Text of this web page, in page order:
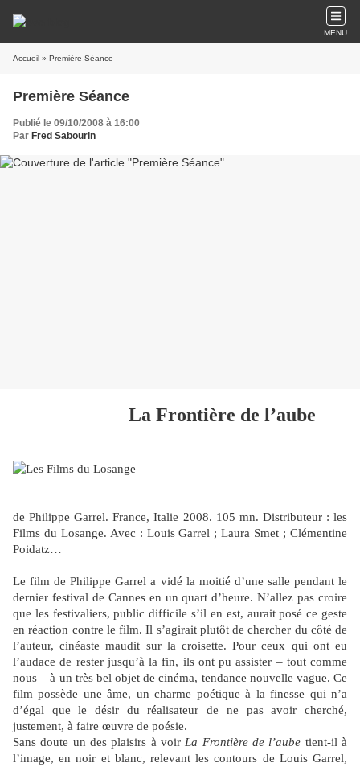
MENU
Accueil » Première Séance
Première Séance
Publié le 09/10/2008 à 16:00
Par Fred Sabourin
La Frontière de l’aube
de Philippe Garrel. France, Italie 2008. 105 mn. Distributeur : les
Films du Losange. Avec : Louis Garrel ; Laura Smet ; Clémentine
Poidatz…
Le film de Philippe Garrel a vidé la moitié d’une salle pendant le
dernier festival de Cannes en un quart d’heure. N’allez pas croire
que les festivaliers, public difficile s’il en est, aurait posé ce geste
en réaction contre le film. Il s’agirait plutôt de chercher du côté de
l’auteur, cinéaste maudit sur la croisette. Pour ceux qui ont eu
l’audace de rester jusqu’à la fin, ils ont pu assister – tout comme
nous – à un très bel objet de cinéma, tendance nouvelle vague. Ce
film possède une âme, un charme poétique à la finesse qui n’a
d’égal que le désir du réalisateur de ne pas avoir cherché,
justement, à faire œuvre de poésie.
Sans doute un des plaisirs à voir La Frontière de l’aube tient-il à
l’image, en noir et blanc, relevant les contours de Louis Garrel,